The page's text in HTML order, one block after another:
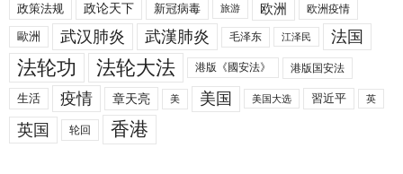
政策法规 政论天下 新冠病毒 旅游 欧洲 欧洲疫情
歐洲 武汉肺炎 武漢肺炎 毛泽东 江泽民 法国
法轮功 法轮大法 港版《國安法》 港版国安法
生活 疫情 章天亮 美 美国 美国大选 習近平 英
英国 轮回 香港